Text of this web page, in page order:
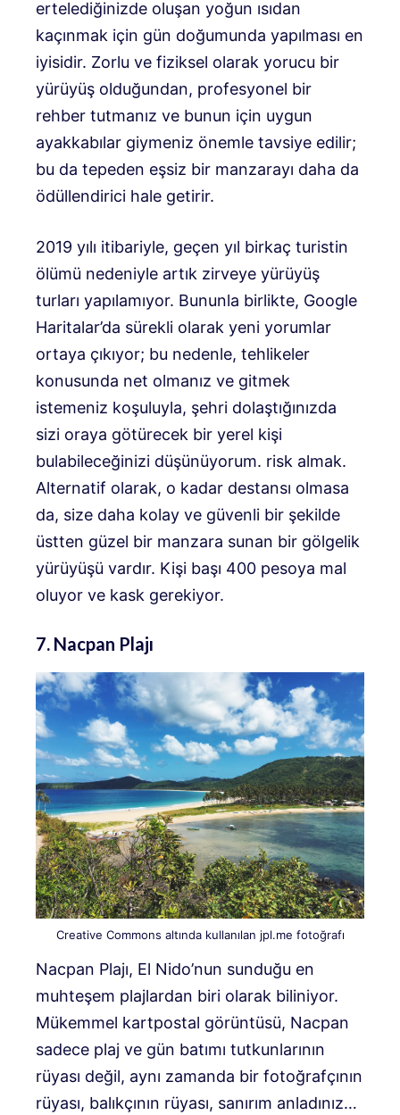
ertelediğinizde oluşan yoğun ısıdan
kaçınmak için gün doğumunda yapılması en
iyisidir. Zorlu ve fiziksel olarak yorucu bir
yürüyüş olduğundan, profesyonel bir
rehber tutmanız ve bunun için uygun
ayakkabılar giymeniz önemle tavsiye edilir;
bu da tepeden eşsiz bir manzarayı daha da
ödüllendirici hale getirir.
2019 yılı itibariyle, geçen yıl birkaç turistin
ölümü nedeniyle artık zirveye yürüyüş
turları yapılamıyor. Bununla birlikte, Google
Haritalar’da sürekli olarak yeni yorumlar
ortaya çıkıyor; bu nedenle, tehlikeler
konusunda net olmanız ve gitmek
istemeniz koşuluyla, şehri dolaştığınızda
sizi oraya götürecek bir yerel kişi
bulabileceğinizi düşünüyorum. risk almak.
Alternatif olarak, o kadar destansı olmasa
da, size daha kolay ve güvenli bir şekilde
üstten güzel bir manzara sunan bir gölgelik
yürüyüşü vardır. Kişi başı 400 pesoya mal
oluyor ve kask gerekiyor.
7. Nacpan Plajı
Creative Commons altında kullanılan jpl.me fotoğrafı
Nacpan Plajı, El Nido’nun sunduğu en
muhteşem plajlardan biri olarak biliniyor.
Mükemmel kartpostal görüntüsü, Nacpan
sadece plaj ve gün batımı tutkunlarının
rüyası değil, aynı zamanda bir fotoğrafçının
rüyası, balıkçının rüyası, sanırım anladınız…